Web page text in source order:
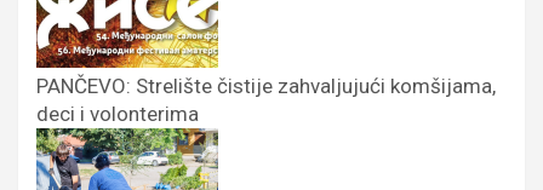
PANČEVO: Strelište čistije zahvaljujući komšijama,
deci i volonterima